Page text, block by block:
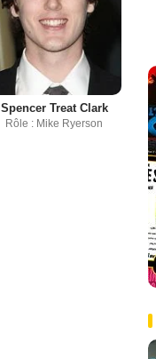
Spencer Treat Clark
Rôle : Mike Ryerson